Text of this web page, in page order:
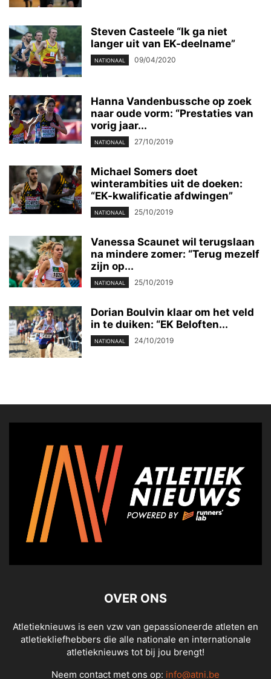
Steven Casteele “Ik ga niet
langer uit van EK-deelname”
NATIONAAL 09/04/2020
Hanna Vandenbussche op zoek
naar oude vorm: “Prestaties van
vorig jaar...
NATIONAAL 27/10/2019
Michael Somers doet
winterambities uit de doeken:
“EK-kwalificatie afdwingen”
NATIONAAL 25/10/2019
Vanessa Scaunet wil terugslaan
na mindere zomer: “Terug mezelf
zijn op...
NATIONAAL 25/10/2019
Dorian Boulvin klaar om het veld
in te duiken: “EK Beloften...
NATIONAAL 24/10/2019
OVER ONS
Atletieknieuws is een vzw van gepassioneerde atleten en
atletiekliefhebbers die alle nationale en internationale
atletieknieuws tot bij jou brengt!
Neem contact met ons op: info@atni.be